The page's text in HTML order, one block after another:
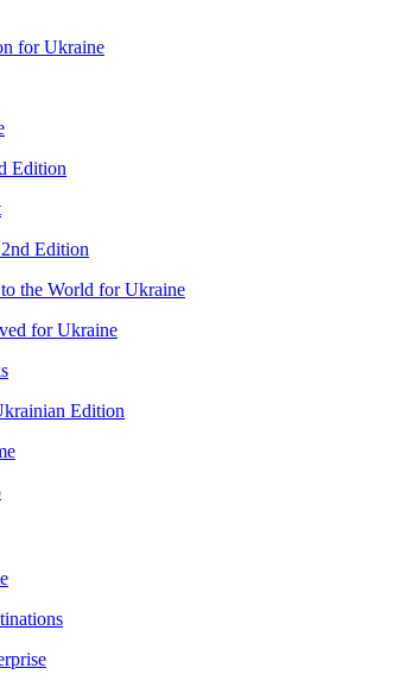
for Ukraine
Edition
Edition
the World for Ukraine
for Ukraine
Edition